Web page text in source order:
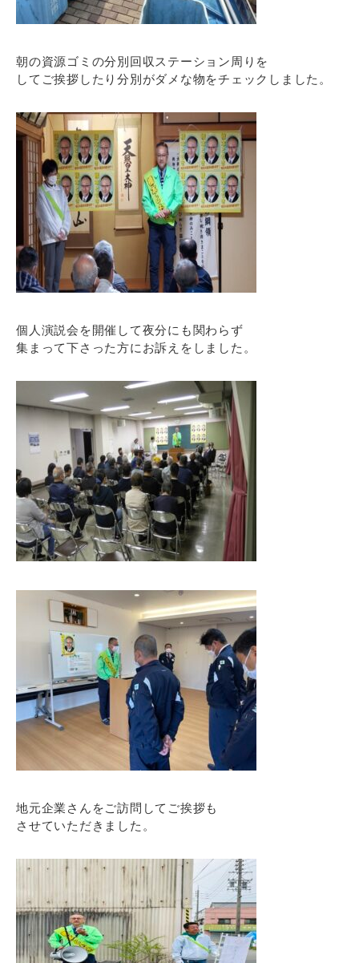
朝の資源ゴミの分別回収ステーション周りを
してご挨拶したり分別がダメな物をチェックしました。
個人演説会を開催して夜分にも関わらず
集まって下さった方にお訴えをしました。
地元企業さんをご訪問してご挨拶も
させていただきました。